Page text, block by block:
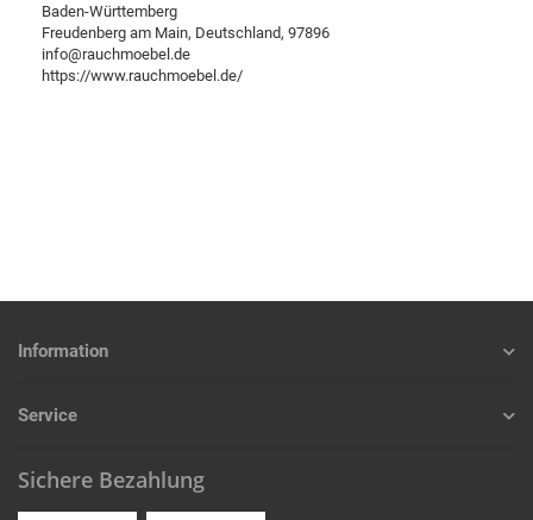
Baden-Württemberg
Freudenberg am Main, Deutschland, 97896
info@rauchmoebel.de
https://www.rauchmoebel.de/
Information
Service
Sichere Bezahlung